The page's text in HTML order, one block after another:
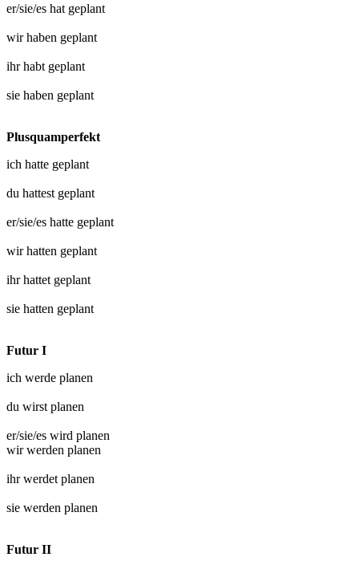
er/sie/es hat geplant
wir haben geplant
ihr habt geplant
sie haben geplant
Plusquamperfekt
ich hatte geplant
du hattest geplant
er/sie/es hatte geplant
wir hatten geplant
ihr hattet geplant
sie hatten geplant
Futur I
ich werde planen
du wirst planen
er/sie/es wird planen
wir werden planen
ihr werdet planen
sie werden planen
Futur II